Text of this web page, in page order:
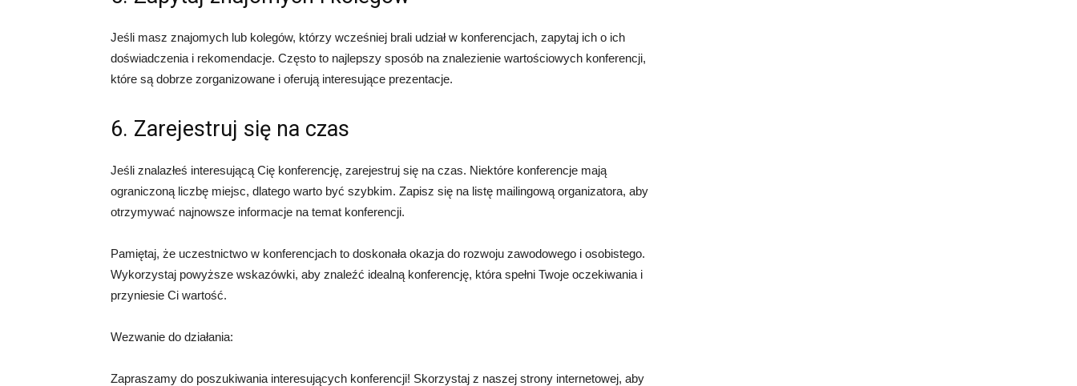
Jeśli masz znajomych lub kolegów, którzy wcześniej brali udział w konferencjach, zapytaj ich o ich
doświadczenia i rekomendacje. Często to najlepszy sposób na znalezienie wartościowych konferencji,
które są dobrze zorganizowane i oferują interesujące prezentacje.
6. Zarejestruj się na czas
Jeśli znalazłeś interesującą Cię konferencję, zarejestruj się na czas. Niektóre konferencje mają
ograniczoną liczbę miejsc, dlatego warto być szybkim. Zapisz się na listę mailingową organizatora, aby
otrzymywać najnowsze informacje na temat konferencji.
Pamiętaj, że uczestnictwo w konferencjach to doskonała okazja do rozwoju zawodowego i osobistego.
Wykorzystaj powyższe wskazówki, aby znaleźć idealną konferencję, która spełni Twoje oczekiwania i
przyniesie Ci wartość.
Wezwanie do działania:
Zapraszamy do poszukiwania interesujących konferencji! Skorzystaj z naszej strony internetowej, aby